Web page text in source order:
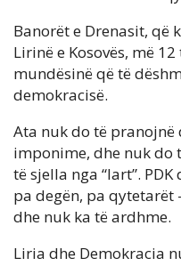
Banorët e Drenasit, që
Lirinë e Kosovës, më
mundësinë që të
demokracisë.
Ata nuk do të
imponime, dhe nuk do
të sjella nga “lart”.
pa degën, pa qytetarët
dhe nuk ka të ardhme.
Liria dhe Demokracia